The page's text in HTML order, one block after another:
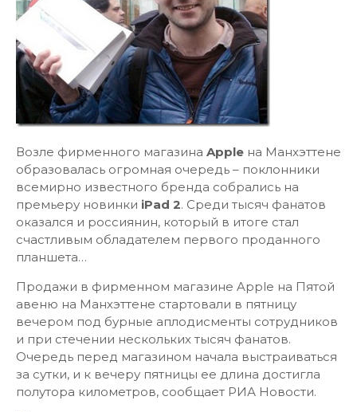
Возле фирменного магазина Apple на Манхэттене
образовалась огромная очередь – поклонники
всемирно известного бренда собрались на
премьеру новинки iPad 2. Среди тысяч фанатов
оказался и россиянин, который в итоге стал
счастливым обладателем первого проданного
планшета…
Продажи в фирменном магазине Apple на Пятой
авеню на Манхэттене стартовали в пятницу
вечером под бурные аплодисменты сотрудников
и при стечении нескольких тысяч фанатов.
Очередь перед магазином начала выстраиваться
за сутки, и к вечеру пятницы ее длина достигла
полутора километров, сообщает РИА Новости.